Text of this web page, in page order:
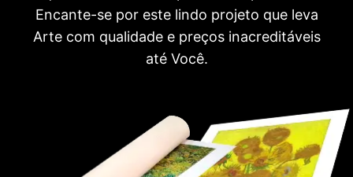
Encante-se por este lindo projeto que leva
Arte com qualidade e preços inacreditáveis
até Você.